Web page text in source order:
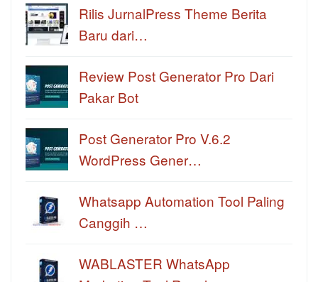
Rilis JurnalPress Theme Berita
Baru dari…
Review Post Generator Pro Dari
Pakar Bot
Post Generator Pro V.6.2
WordPress Gener…
Whatsapp Automation Tool Paling
Canggih …
WABLASTER WhatsApp